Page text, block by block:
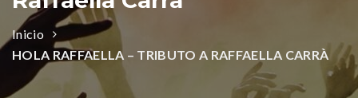
Inicio
HOLA RAFFAELLA – TRIBUTO A RAFFAELLA CARRÀ